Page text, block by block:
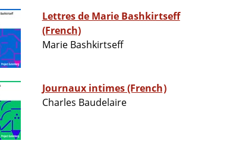
Lettres de Marie Bashkirtseff
(French)
Marie Bashkirtseff
Journaux intimes (French)
Charles Baudelaire